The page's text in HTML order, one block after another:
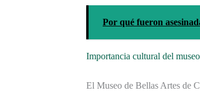
Por qué fueron
Importancia cultural del museo
El Museo de Bellas Artes de